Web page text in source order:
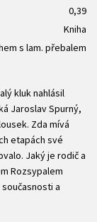
0,39
Kniha
s lam. přebalem
kluk nahlásil
Jaroslav Spurný,
Zda mívá
etapách své
Jaký je rodič a
Rozsypalem
a